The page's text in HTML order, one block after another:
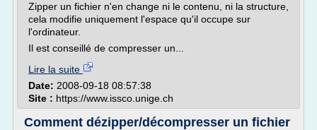
Zipper un fichier n'en change ni le contenu, ni la structure,
cela modifie uniquement l'espace qu'il occupe sur
l'ordinateur.
Il est conseillé de compresser un...
Lire la suite
Date: 2008-09-18 08:57:38
Site : https://www.issco.unige.ch
Comment dézipper/décompresser un fichier